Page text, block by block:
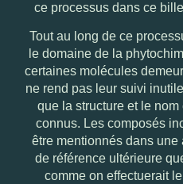
ce processus dans ce
Tout au long de ce
le domaine de la
certaines molécules
ne rend pas leur suivi
que la structure et le
connus. Les composés
être mentionnés dans
de référence ultérieure
comme on effectuerait